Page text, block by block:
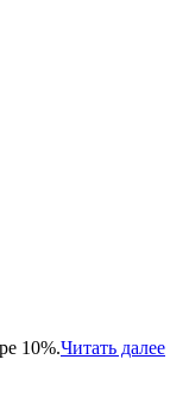
10%.Читать далее